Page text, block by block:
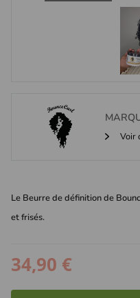
Voir
Le Beurre de définition de
et frisés.
34,90 €